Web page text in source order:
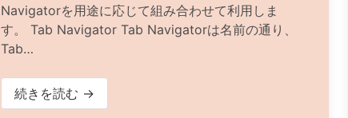
Navigatorを用途に応じて組み合わせて利用しま
す。 Tab Navigator Tab Navigatorは名前の通り、
Tab…
続きを読む →